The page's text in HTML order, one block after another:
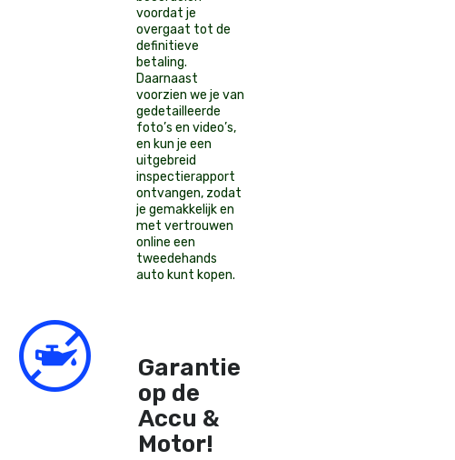
voordat je
overgaat tot de
definitieve
betaling.
Daarnaast
voorzien we je van
gedetailleerde
foto’s en video’s,
en kun je een
uitgebreid
inspectierapport
ontvangen, zodat
je gemakkelijk en
met vertrouwen
online een
tweedehands
auto kunt kopen.
Garantie
op de
Accu &
Motor!